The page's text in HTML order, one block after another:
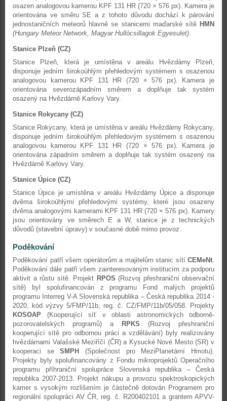
osazen analogovou kamerou KPF 131 HR (720 × 576 px). Kamera je
orientována ve směru SE a z tohoto důvodu dochází k párování
jednostaničních meteorů hlavně se stanicemi maďarské sítě HMN
(Hungary Meteor Network, Magyar Hullócsillagok Egyesulet).
Stanice Plzeň (CZ)
Stanice Plzeň, která je umístěna v areálu Hvězdárny Plzeň,
disponuje jedním širokoúhlým přehledovým systémem s osazenou
analogovou kamerou KPF 131 HR (720 × 576 px). Kamera je
orientována severozápadním směrem a doplňuje tak systém
osazený na Hvězdárně Karlovy Vary.
Stanice Rokycany (CZ)
Stanice Rokycany, která je umístěna v areálu Hvězdárny Rokycany,
disponuje jedním širokoúhlým přehledovým systémem s osazenou
analogovou kamerou KPF 131 HR (720 × 576 px). Kamera je
orientována západním směrem a doplňuje tak systém osazený na
Hvězdárně Karlovy Vary.
Stanice Úpice (CZ)
Stanice Úpice je umístěna v areálu Hvězdárny Úpice a disponuje
dvěma širokoúhlými přehledovými systémy, které jsou osazeny
dvěma analogovými kamerami KPF 131 HR (720 × 576 px). Kamery
jsou orientovány ve směrech E a W, stanice je z technických
důvodů (stavební úpravy) v současné době mimo provoz.
Poděkování
Poděkování patří všem operátorům a majitelům stanic sítí CEMeNt.
Poděkování dále patří všem zainteresovaným institucím za podporu
aktivit a růstu sítě. Projekt RPOS (Rozvoj přeshraniční observační
sítě) byl spolufinancován z programu Fond malých projektů
programu Interreg V-A Slovenská republika – Česká republika 2014 -
2020, kód výzvy 5/FMP/11b, reg. č. CZ/FMP/11b/05/058. Projekty
KOSOAP (Kooperující síť v oblasti astronomických odborně-
pozorovatelských programů) a
RPKS (Rozvoj přeshraniční
kooperující sítě pro odbornou práci a vzdělávání) byly realizovány
hvězdárnami Valašské Meziříčí (ČR) a Kysucké Nové Mesto (SR) v
kooperaci seSMPH
(Společnost pro MeziPlanetární Hmotu).
Projekty byly spolufinancovány z Fondu mikroprojektů Operačního
programu příhraniční spolupráce Slovenská republika – Česká
republika 2007-2013. Projekt nákupu a provozu spektroskopických
kamer s vysokým rozlišením je částečně dotován Programem pro
regionální spolupráci AV ČR, reg. č. R200402101 a grantem APVV-